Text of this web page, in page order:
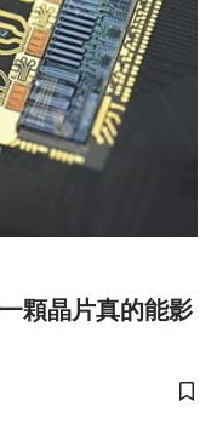
顆晶片真的能影
儲